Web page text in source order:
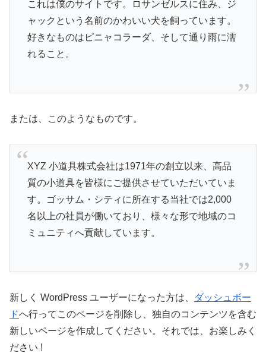
これは僕のサイトです。ロサンゼルスに住み、ジ
ャックという名前のかわいい犬を飼っています。
好きなものはピニャコラーダ、そして通り雨に濡
れること。
または、このようなものです。
XYZ 小道具株式会社は1971年の創立以来、高品
質の小道具を皆様にご提供させていただいていま
す。ゴッサム・シティに所在する当社では2,000
名以上の社員が働いており、様々な形で地域のコ
ミュニティへ貢献しています。
新しく WordPress ユーザーになった方は、
ダッシュボー
ドへ行ってこのページを削除し、独自のコンテンツを含む
新しいページを作成してください。それでは、お楽しみく
ださい !